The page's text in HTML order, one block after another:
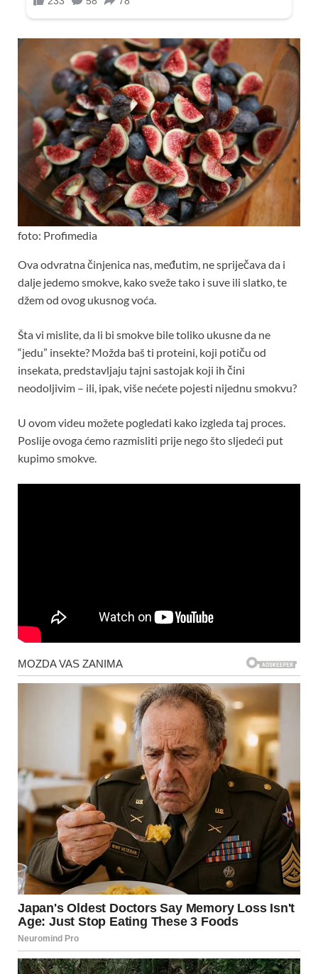
foto: Profimedia
Ova odvratna činjenica nas, međutim, ne spriječava da i
dalje jedemo smokve, kako sveže tako i suve ili slatko, te
džem od ovog ukusnog voća.
Šta vi mislite, da li bi smokve bile toliko ukusne da ne
“jedu” insekte? Možda baš ti proteini, koji potiču od
insekata, predstavljaju tajni sastojak koji ih čini
neodoljivim – ili, ipak, više nećete pojesti nijednu smokvu?
U ovom videu možete pogledati kako izgleda taj proces.
Poslije ovoga ćemo razmisliti prije nego što sljedeći put
kupimo smokve.